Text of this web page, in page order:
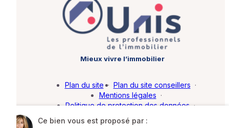
Ce bien vous est proposé par :
Mieux vivre l’immobilier
Plan du site · Plan du site conseillers ·
Mentions légales ·
Politique de protection des données ·